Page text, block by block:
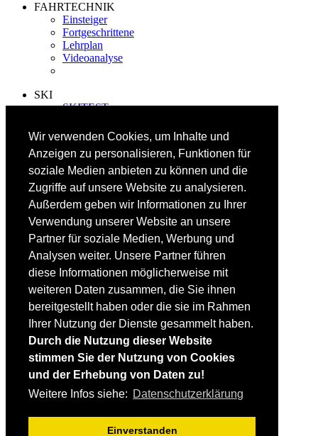
Wir verwenden Cookies, um Inhalte und
Anzeigen zu personalisieren, Funktionen für
soziale Medien anbieten zu können und die
Zugriffe auf unsere Website zu analysieren.
Außerdem geben wir Informationen zu Ihrer
Verwendung unserer Website an unsere
Partner für soziale Medien, Werbung und
Analysen weiter. Unsere Partner führen
diese Informationen möglicherweise mit
weiteren Daten zusammen, die Sie ihnen
bereitgestellt haben oder die sie im Rahmen
Ihrer Nutzung der Dienste gesammelt haben.
Durch die Nutzung dieser Website
stimmen Sie der Nutzung von Cookies
und der Erhebung von Daten zu!
Weitere Infos siehe: Datenschutzerklärung
Einverstanden
FAHRTECHNIK
Einsteiger
Fortgeschrittene
Lehrplan
Videoanalyse
SKI
SKITEST
Tipps Ski-Kauf
Skishops
EQUIPMENT
Skibekleidung
Skischuhe
Bootfitting
Skihelme
Skiservice selbst
SONSTIGES
Skireisen & -hotels
Impressum / Datenschutz
Mediadaten
Startseite